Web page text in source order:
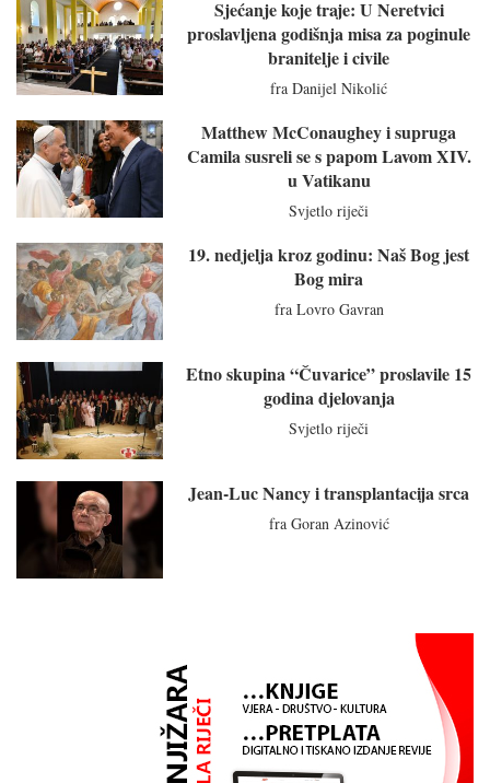
Sjećanje koje traje: U Neretvici
proslavljena godišnja misa za poginule
branitelje i civile
fra Danijel Nikolić
Matthew McConaughey i supruga
Camila susreli se s papom Lavom XIV.
u Vatikanu
Svjetlo riječi
19. nedjelja kroz godinu: Naš Bog jest
Bog mira
fra Lovro Gavran
Etno skupina “Čuvarice” proslavile 15
godina djelovanja
Svjetlo riječi
Jean-Luc Nancy i transplantacija srca
fra Goran Azinović